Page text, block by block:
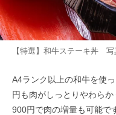
【特選】和牛ステーキ丼 写
A4ランク以上の和牛を使
円も肉がしっとりやわら
900円で肉の増量も可能で